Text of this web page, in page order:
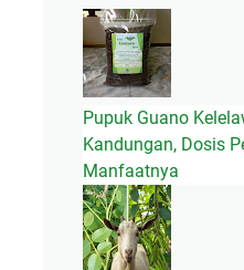
Pupuk Guano
Kandungan, Dosis
Manfaatnya